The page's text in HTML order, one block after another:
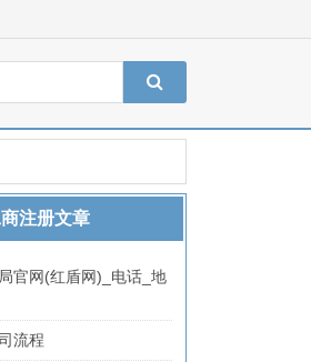
商注册文章
官网(红盾网)_电话_地
流程